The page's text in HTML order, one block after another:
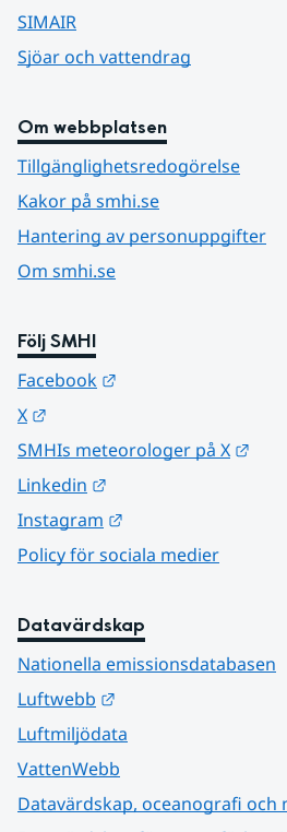
SIMAIR
Sjöar och vattendrag
Om webbplatsen
Tillgänglighetsredogörelse
Kakor på smhi.se
Hantering av personuppgifter
Om smhi.se
Följ SMHI
Facebook
X
SMHIs meteorologer på X
Linkedin
Instagram
Policy för sociala medier
Datavärdskap
Nationella emissionsdatabasen
Luftwebb
Luftmiljödata
VattenWebb
Datavärdskap, oceanografi och